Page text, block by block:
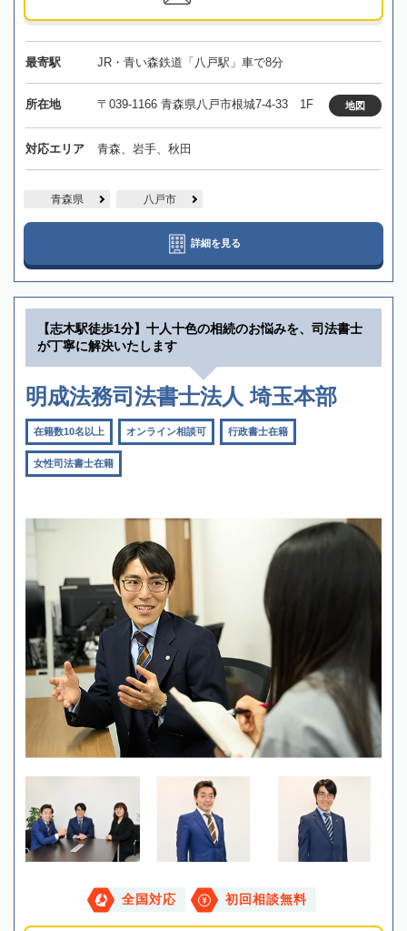
最寄駅 JR・青い森鉄道「八戸駅」車で8分
所在地 〒039-1166 青森県八戸市根城7-4-33 1F 地図
対応エリア 青森、岩手、秋田
青森県 八戸市
詳細を見る
【志木駅徒歩1分】十人十色の相続のお悩みを、司法書士
が丁寧に解決いたします
明成法務司法書士法人 埼玉本部
在籍数10名以上 オンライン相談可 行政書士在籍
女性司法書士在籍
全国対応 初回相談無料